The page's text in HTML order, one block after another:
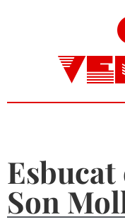
Son